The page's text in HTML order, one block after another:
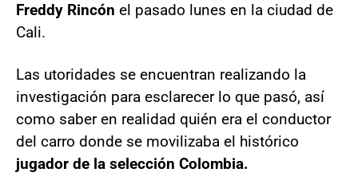
Freddy Rincón el pasado lunes en la ciudad de
Cali.
Las utoridades se encuentran realizando la
investigación para esclarecer lo que pasó, así
como saber en realidad quién era el conductor
del carro donde se movilizaba el histórico
jugador de la selección Colombia.